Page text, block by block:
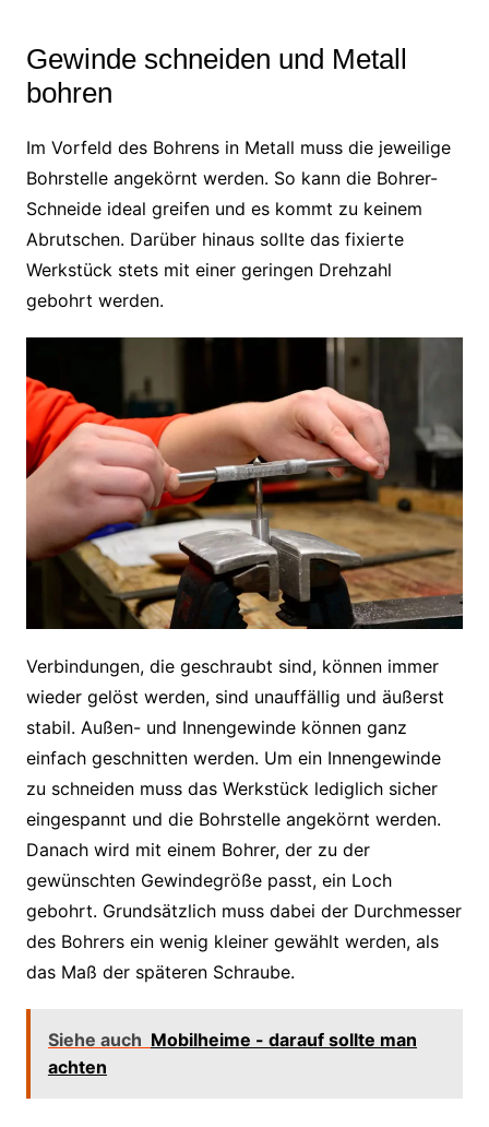
Gewinde schneiden und Metall
bohren
Im Vorfeld des Bohrens in Metall muss die jeweilige
Bohrstelle angekörnt werden. So kann die Bohrer-
Schneide ideal greifen und es kommt zu keinem
Abrutschen. Darüber hinaus sollte das fixierte
Werkstück stets mit einer geringen Drehzahl
gebohrt werden.
Verbindungen, die geschraubt sind, können immer
wieder gelöst werden, sind unauffällig und äußerst
stabil. Außen- und Innengewinde können ganz
einfach geschnitten werden. Um ein Innengewinde
zu schneiden muss das Werkstück lediglich sicher
eingespannt und die Bohrstelle angekörnt werden.
Danach wird mit einem Bohrer, der zu der
gewünschten Gewindegröße passt, ein Loch
gebohrt. Grundsätzlich muss dabei der Durchmesser
des Bohrers ein wenig kleiner gewählt werden, als
das Maß der späteren Schraube.
Siehe auch Mobilheime - darauf sollte man
achten